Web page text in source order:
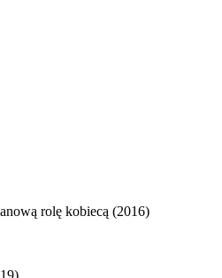
rolę kobiecą (2016)